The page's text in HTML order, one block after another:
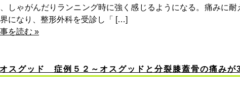
しゃがんだりランニング時に強く感じるようになる。痛みに
になり、整形外科を受診し「 […]
を読む »
オスグッド 症例５２～オスグッドと分裂膝蓋骨の痛みが